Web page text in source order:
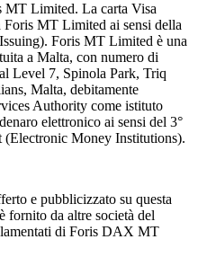
MT Limited. La carta Visa
Foris MT Limited ai sensi della
Foris MT Limited è una
a Malta, con numero di
Level 7, Spinola Park, Triq
Malta, debitamente
Authority come istituto
elettronico ai sensi del 3°
Money Institutions).
e pubblicizzato su questa
è fornito da altre società del
di Foris DAX MT